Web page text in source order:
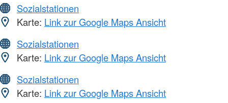
Sozialstationen
Karte: Link zur Google Maps Ansicht
Sozialstationen
Karte: Link zur Google Maps Ansicht
Sozialstationen
Karte: Link zur Google Maps Ansicht